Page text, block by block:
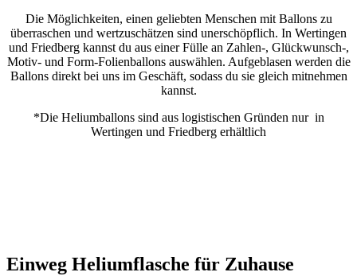
Die Möglichkeiten, einen geliebten Menschen mit Ballons zu
überraschen und wertzuschätzen sind unerschöpflich. In Wertingen
und Friedberg kannst du aus einer Fülle an Zahlen-, Glückwunsch-,
Motiv- und Form-Folienballons auswählen. Aufgeblasen werden die
Ballons direkt bei uns im Geschäft, sodass du sie gleich mitnehmen
kannst.
*Die Heliumballons sind aus logistischen Gründen nur in
Wertingen und Friedberg erhältlich
Einweg Heliumflasche für Zuhause